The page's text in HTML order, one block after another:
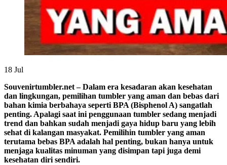
18 Jul
Souvenirtumbler.net – Dalam era kesadaran akan kesehatan
dan lingkungan, pemilihan tumbler yang aman dan bebas dari
bahan kimia berbahaya seperti BPA (Bisphenol A) sangatlah
penting. Apalagi saat ini penggunaan tumbler sedang menjadi
trend dan bahkan sudah menjadi gaya hidup baru yang lebih
sehat di kalangan masyakat. Pemilihin tumbler yang aman
terutama bebas BPA adalah hal penting, bukan hanya untuk
menjaga kualitas minuman yang disimpan tapi juga demi
kesehatan diri sendiri.